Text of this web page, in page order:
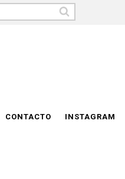
CONTACTO INSTAGRAM